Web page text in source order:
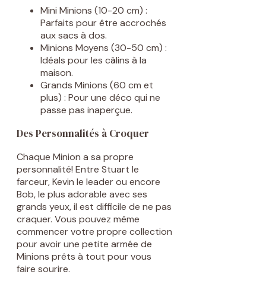
Mini Minions (10-20 cm) :
Parfaits pour être accrochés
aux sacs à dos.
Minions Moyens (30-50 cm) :
Idéals pour les câlins à la
maison.
Grands Minions (60 cm et
plus) : Pour une déco qui ne
passe pas inaperçue.
Des Personnalités à Croquer
Chaque Minion a sa propre
personnalité! Entre Stuart le
farceur, Kevin le leader ou encore
Bob, le plus adorable avec ses
grands yeux, il est difficile de ne pas
craquer. Vous pouvez même
commencer votre propre collection
pour avoir une petite armée de
Minions prêts à tout pour vous
faire sourire.